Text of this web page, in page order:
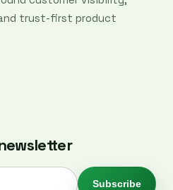
trust-first product
Subscribe